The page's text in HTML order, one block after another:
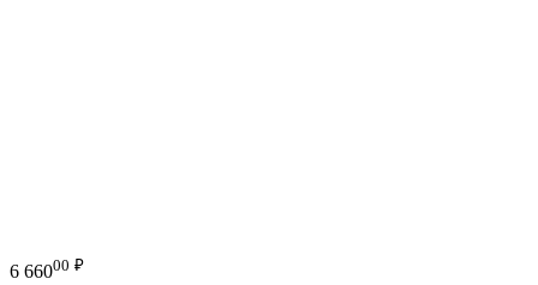
6 66000 ₽